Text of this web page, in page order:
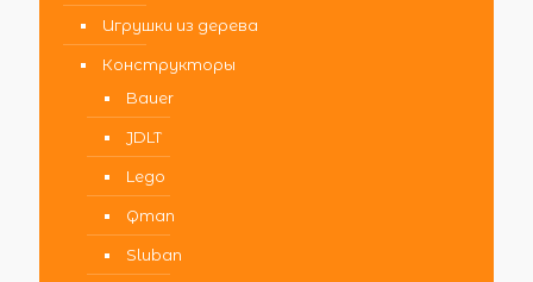
Игрушки из дерева
Конструкторы
Bauer
JDLT
Lego
Qman
Sluban